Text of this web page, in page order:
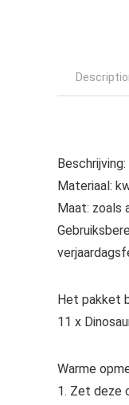
Beschrijving:
Materiaal:
Maat: zoals
Het pakket
11 x
Warme
1. Zet deze